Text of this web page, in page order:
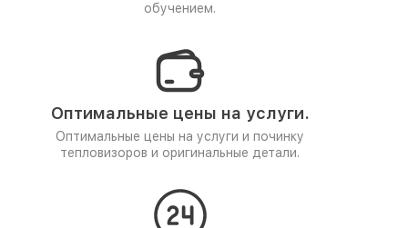
обучением.
Оптимальные цены на услуги.
Оптимальные цены на услуги и починку
тепловизоров и оригинальные детали.